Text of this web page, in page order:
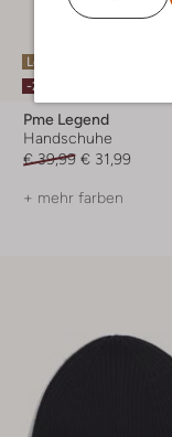
Letzte Größen
-20%
Pme Legend
Handschuhe
€ 39,99 € 31,99
+ mehr farben